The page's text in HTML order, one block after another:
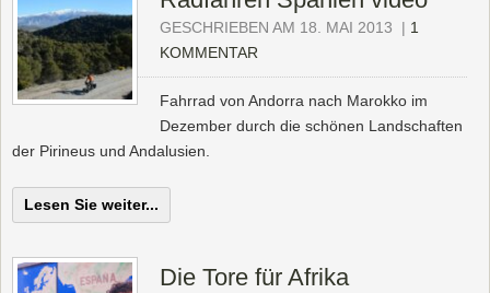
GESCHRIEBEN AM 18. MAI 2013 | 1
KOMMENTAR
Fahrrad von Andorra nach Marokko im
Dezember durch die schönen Landschaften
der Pirineus und Andalusien.
Lesen Sie weiter...
Die Tore für Afrika